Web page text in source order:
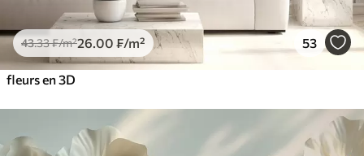
43.33₣/m²26 .00 ₣/m² 53
fleurs en 3D